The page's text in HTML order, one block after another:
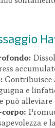
Contribuisce
e
può
e